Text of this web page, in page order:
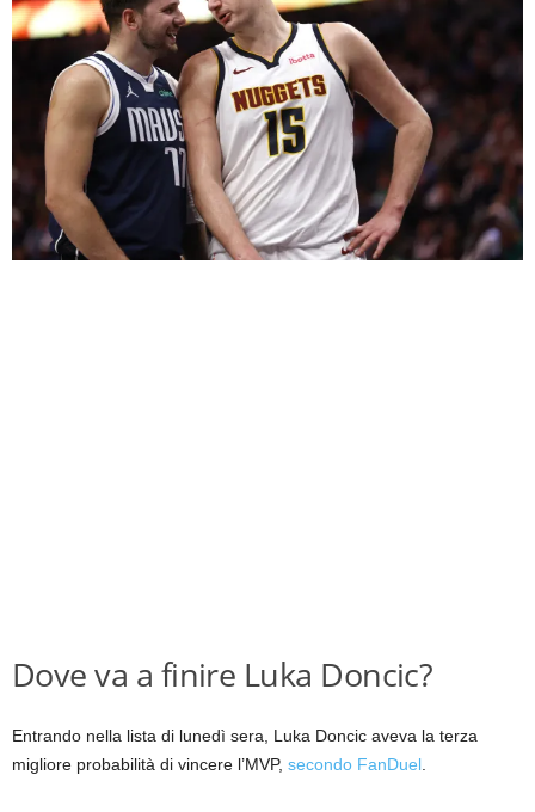
Dove va a finire Luka Doncic?
Entrando nella lista di lunedì sera, Luka Doncic aveva la terza
migliore probabilità di vincere l’MVP, secondo FanDuel